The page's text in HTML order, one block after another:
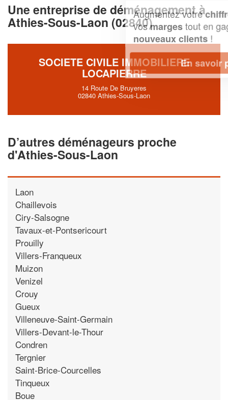
Une entreprise de déménagement à
Athies-Sous-Laon (02840)
SOCIETE CIVILE IMMOBILIERE
LOCAPIERRE
14 Route De Bruyeres
02840 Athies-Sous-Laon
D’autres déménageurs proche
d'Athies-Sous-Laon
Laon
Chaillevois
Ciry-Salsogne
Tavaux-et-Pontsericourt
Prouilly
Villers-Franqueux
Muizon
Venizel
Crouy
Gueux
Villeneuve-Saint-Germain
Villers-Devant-le-Thour
Condren
Tergnier
Saint-Brice-Courcelles
Tinqueux
Boue
Augmentez votrechiffre d'affaireset
vosmargestout en gagnant de
nouveaux clients!
En savoir plus